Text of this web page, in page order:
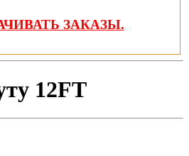
ЗАКАЗЫ.
12FT